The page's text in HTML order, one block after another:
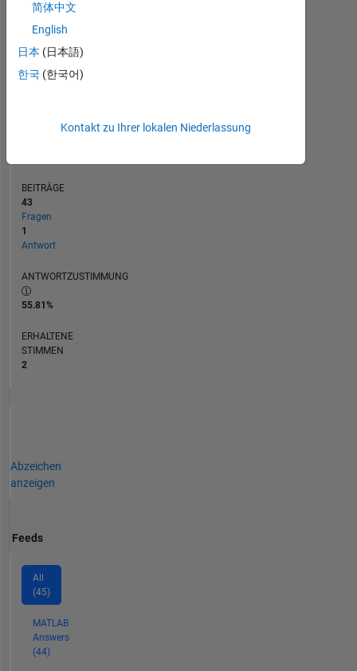
RANG
14.139
BEITRÄGE
43
Fragen
1
Antwort
ANTWORTZUSTIMMUNG
55.81%
ERHALTENE
STIMMEN
2
Abzeichen
anzeigen
Feeds
All
(45)
MATLAB
Answers
(44)
简体中文
English
日本 (日本語)
한국 (한국어)
Kontakt zu Ihrer lokalen Niederlassung